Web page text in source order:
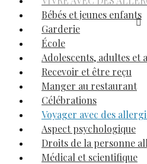
Bébés et jeunes enfants
Garderie
École
Adolescents, adultes et
Recevoir et être reçu
Manger au restaurant
Célébrations
Voyager avec des
Aspect psychologique
Droits de la personne
Médical et scientifique